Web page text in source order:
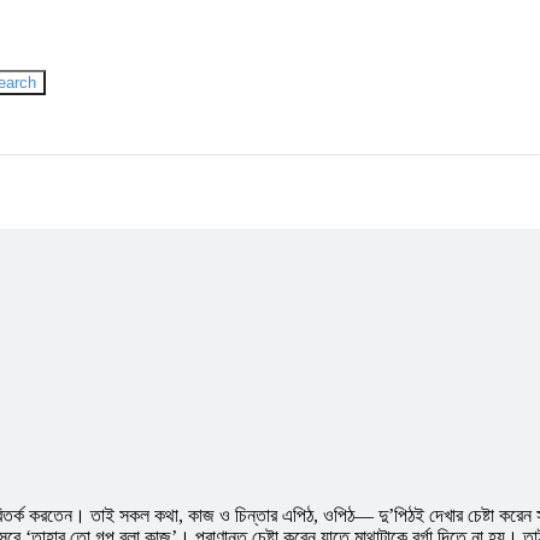
করতেন। তাই সকল কথা, কাজ ও চিন্তার এপিঠ, ওপিঠ— দু’পিঠই দেখার চেষ্টা করেন